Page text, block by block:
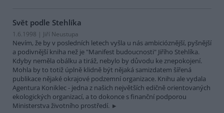
Svět podle Stehlíka
1.6.1998 | Jiří Neustupa
Nevím, že by v posledních letech vyšla u nás ambicióznější, pyšnější
a podivnější kniha než je "Manifest budoucnosti" Jiřího Stehlíka.
Kdyby neměla obálku a tiráž, nebylo by důvodu ke znepokojení.
Mohla by to totiž úplně klidně být nějaká samizdatem šířená
publikace nějaké okrajové podzemní organizace. Knihu ale vydala
Agentura Koniklec - jedna z našich největších edičně orientovaných
ekologických organizací, a to dokonce s finanční podporou
Ministerstva životního prostředí.